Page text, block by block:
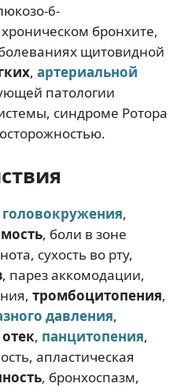
6-
бронхите,
щитовидной
, артериальной
патологии
синдроме Ротора
головокружения,
, боли в зоне
сухость во рту,
, парез аккомодации,
тромбоцитопения,
давления,
, панцитопения,
апластическая
, бронхоспазм,